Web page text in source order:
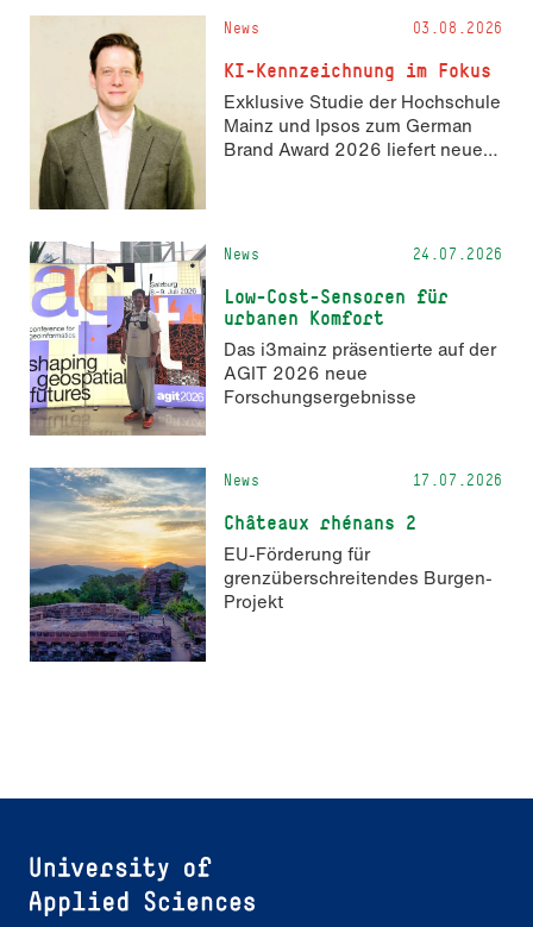
und 14. November 2026 den
Hackathon hack4GDI_DE an der
Hochschule Mainz aus. Die
Anmeldung ist geöffnet und bis
zum 2. Oktober 2026 möglich.
News 03.08.2026
KI-Kennzeichnung im Fokus
Exklusive Studie der Hochschule
Mainz und Ipsos zum German
Brand Award 2026 liefert neue
News 24.07.2026
Low-Cost-Sensoren für
urbanen Komfort
Das i3mainz präsentierte auf der
AGIT 2026 neue
Forschungsergebnisse
News 17.07.2026
Châteaux rhénans 2
EU-Förderung für
grenzüberschreitendes Burgen-
Projekt